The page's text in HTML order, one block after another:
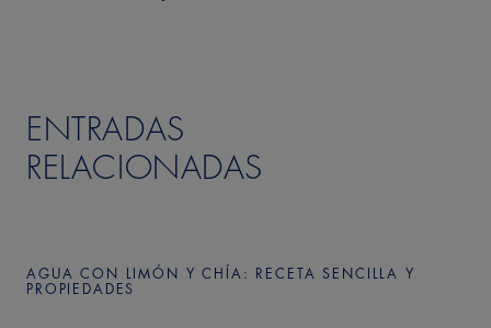
ENTRADAS
RELACIONADAS
AGUA CON LIMÓN Y CHÍA: RECETA SENCILLA Y
PROPIEDADES